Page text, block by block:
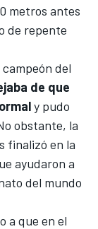
metros antes
de repente
del
de que
y pudo
obstante, la
finalizó en la
ayudaron a
del mundo
a que en el